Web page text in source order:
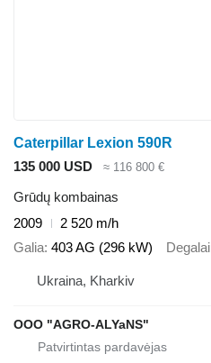
Caterpillar Lexion 590R
135 000 USD
≈ 116 800 €
Grūdų kombainas
2009
2 520 m/h
Galia 403 AG (296 kW) Degalai
Ukraina, Kharkiv
OOO "AGRO-ALYaNS"